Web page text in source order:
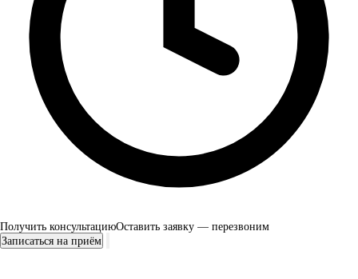
Получить консультациюОставить заявку — перезвоним
Записаться на приём